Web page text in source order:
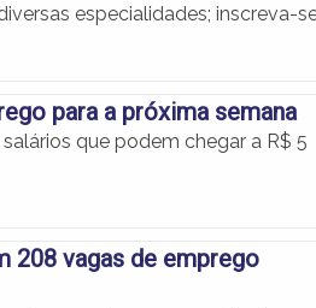
especialidades; inscreva-
para a próxima semana
que podem chegar a R$ 5
208 vagas de emprego